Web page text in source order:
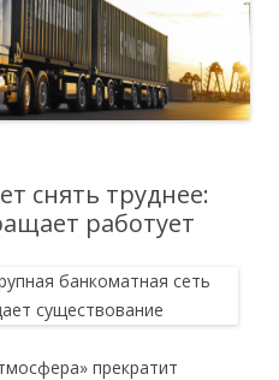
снять труднее:
работует
прекратит